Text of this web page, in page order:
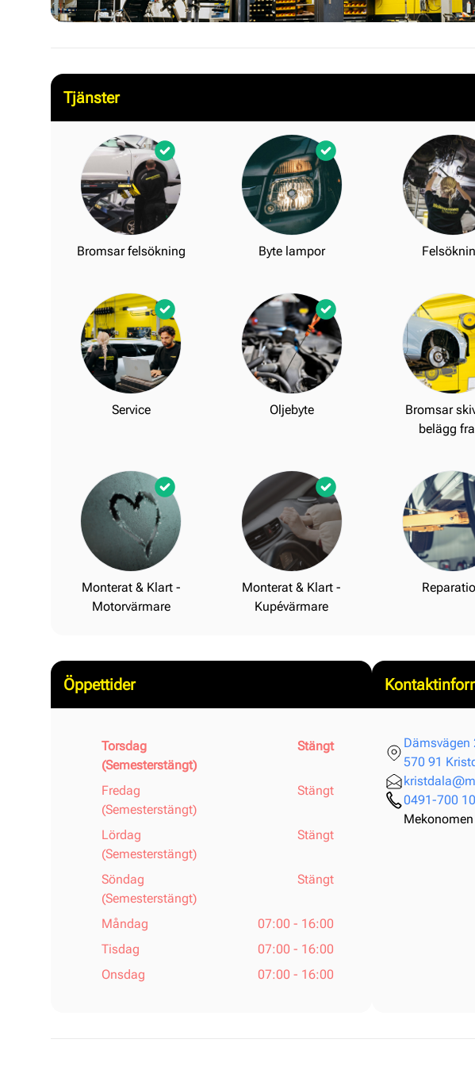
Tjänster
Bromsar felsökning Byte lampor
Service Oljebyte
Bromsar
belägg
Monterat & Klart -
Motorvärmare
Monterat & Klart -
Kupévärmare
Öppettider
Torsdag
(Semesterstängt)
Stängt
Fredag
(Semesterstängt)
Stängt
Lördag
(Semesterstängt)
Stängt
Söndag
(Semesterstängt)
Stängt
Måndag
07:00 - 16:00
Tisdag
07:00 - 16:00
Onsdag
07:00 - 16:00
Dämsvägen
570 91
0491-700 10